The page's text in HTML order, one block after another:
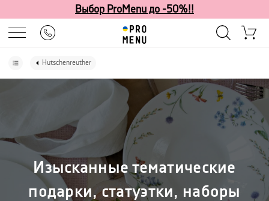
Выбор ProMenu до -50%!!
Hutschenreuther
Изысканные тематические
подарки, статуэтки, наборы